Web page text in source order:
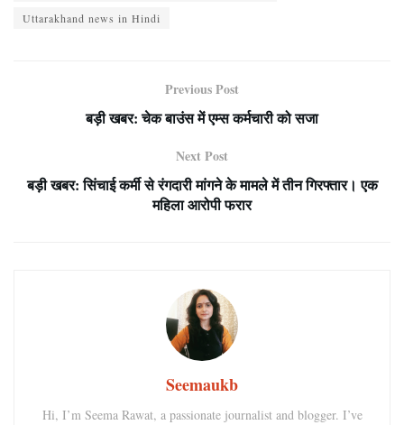
Uttarakhand news in Hindi
Previous Post
बड़ी खबर: चेक बाउंस में एम्स कर्मचारी को सजा
Next Post
बड़ी खबर: सिंचाई कर्मी से रंगदारी मांगने के मामले में तीन गिरफ्तार। एक
महिला आरोपी फरार
Seemaukb
Hi, I’m Seema Rawat, a passionate journalist and blogger. I’ve